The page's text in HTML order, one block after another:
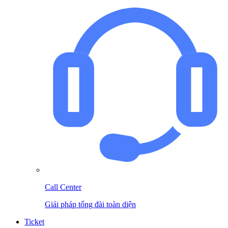
Call Center
Giải pháp tổng đài toàn diện
Ticket